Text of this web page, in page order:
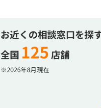
お近くの相談窓口を探
全国 125 店舗
※2026年8月現在